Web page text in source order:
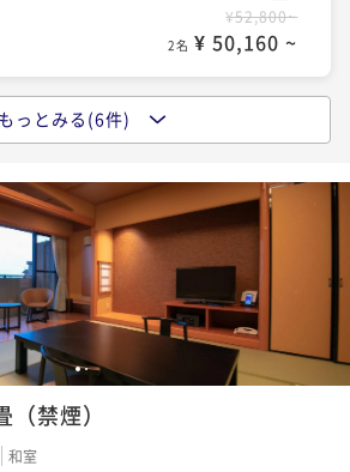
¥52,800~
2名 ¥ 50,160 ~
味わう季節の会席プラン「彩ーIr
えらべるこだわりの逸品！～
事前決済可
IN 15:00 - 19:30 OUT11:00
割引とポイント即利用で
¥59,400~
2名 ¥ 50,787 ~
ゃぶ☆近江牛がこんなに柔らかい
会席プラン「蘇芳ーSuouー」
事前決済可
もっとみる(6件)
12
（禁煙）
和室